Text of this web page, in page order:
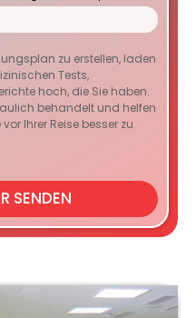
zu erstellen, laden
Tests,
hoch, die Sie haben.
behandelt und helfen
Ihrer Reise besser zu
SENDEN